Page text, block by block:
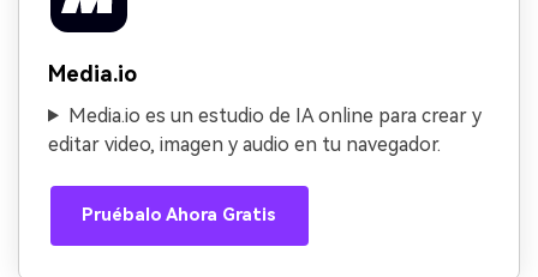
Media.io
Media.io es un estudio de IA online para crear y
editar video, imagen y audio en tu navegador.
Pruébalo Ahora Gratis